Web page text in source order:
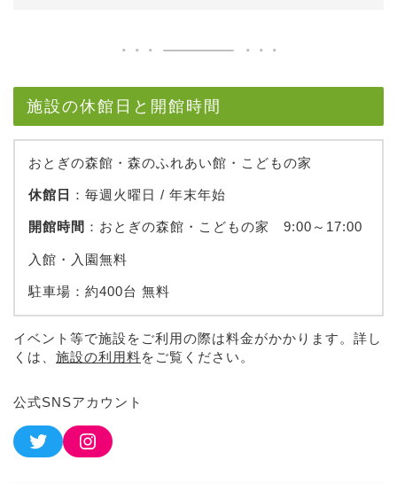
施設の休館日と開館時間
おとぎの森館・森のふれあい館・こどもの家
休館日 ：毎週火曜日 / 年末年始
開館時間 ：おとぎの森館・こどもの家 9:00～17:00
入館・入園無料
駐車場：約400台 無料
イベント等で施設をご利用の際は料金がかかります。詳し
くは、 施設の利用料をご覧ください。
公式SNSアカウント